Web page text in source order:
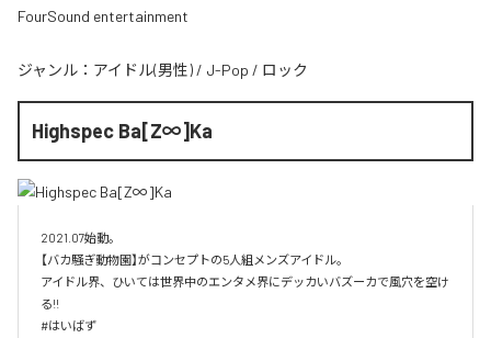
FourSound entertainment
ジャンル： アイドル(男性) / J-Pop / ロック
Highspec Ba[Z∞]Ka
2021.07始動。
【バカ騒ぎ動物園】がコンセプトの5人組メンズアイドル。
アイドル界、ひいては世界中のエンタメ界にデッカいバズーカで風穴を空け
る!!
#はいばず